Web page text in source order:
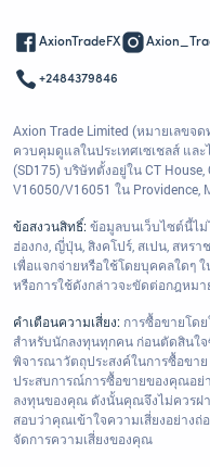
AxionTradeFX
+2484379846
Axion Trade Limited (หมายเลขจ
ควบคุมดูแลในประเทศเซเชลส์ แ
(SD175) บริษัทตั้งอยู่ใน CT
V16050/V16051 ใน Providence,
ข้อสงวนสิทธิ์: ข้อมูลบนเว็บไซต์นี้ไม่
ฮ่องกง, ญี่ปุ่น, สิงคโปร์, สเปน, สหร
เพื่อแจกจ่ายหรือใช้โดยบุคคลใดๆ
หรือการใช้ดังกล่าวจะขัดต่อกฎหม
คำเตือนความเสี่ยง: การซื้อขายโดย
สำหรับนักลงทุนทุกคน ก่อนตัดสินใ
พิจารณาวัตถุประสงค์ในการซื้อขา
ประสบการณ์การซื้อขายของคุณอย่
ลงทุนของคุณ ดังนั้นคุณจึงไม่ควรฝ
สอบว่าคุณเข้าใจความเสี่ยงอย่างถ่
จัดการความเสี่ยงของคุณ